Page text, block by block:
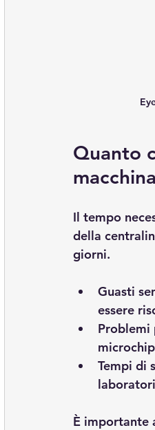
Quanto
Il tempo
della
giorni.
Guasti
essere
Problemi
Tempi di
È importante